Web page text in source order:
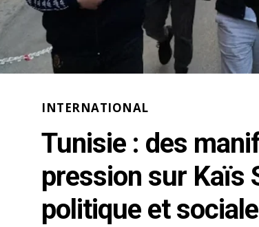
INTERNATIONAL
Tunisie : des
pression sur Kaïs
politique et sociale